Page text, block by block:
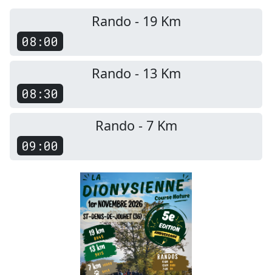
Rando - 19 Km
08:00
Rando - 13 Km
08:30
Rando - 7 Km
09:00